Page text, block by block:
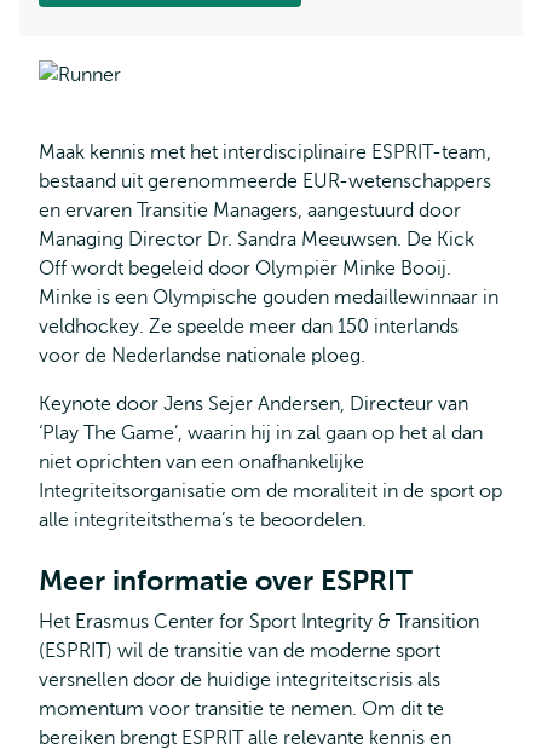
Maak kennis met het interdisciplinaire ESPRIT-team,
bestaand uit gerenommeerde EUR-wetenschappers
en ervaren Transitie Managers, aangestuurd door
Managing Director Dr. Sandra Meeuwsen. De Kick
Off wordt begeleid door Olympiër Minke Booij.
Minke is een Olympische gouden medaillewinnaar in
veldhockey. Ze speelde meer dan 150 interlands
voor de Nederlandse nationale ploeg.
Keynote door Jens Sejer Andersen, Directeur van
‘Play The Game’, waarin hij in zal gaan op het al dan
niet oprichten van een onafhankelijke
Integriteitsorganisatie om de moraliteit in de sport op
alle integriteitsthema’s te beoordelen.
Meer informatie over ESPRIT
Het Erasmus Center for Sport Integrity & Transition
(ESPRIT) wil de transitie van de moderne sport
versnellen door de huidige integriteitscrisis als
momentum voor transitie te nemen. Om dit te
bereiken brengt ESPRIT alle relevante kennis en